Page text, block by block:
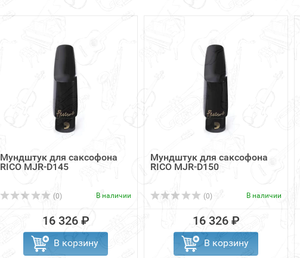
Мундштук для саксофона
RICO MJR-D145
(0) В наличии
16 326 ₽
В корзину
Мундштук для саксофона
RICO MJR-D150
(0) В наличии
16 326 ₽
В корзину